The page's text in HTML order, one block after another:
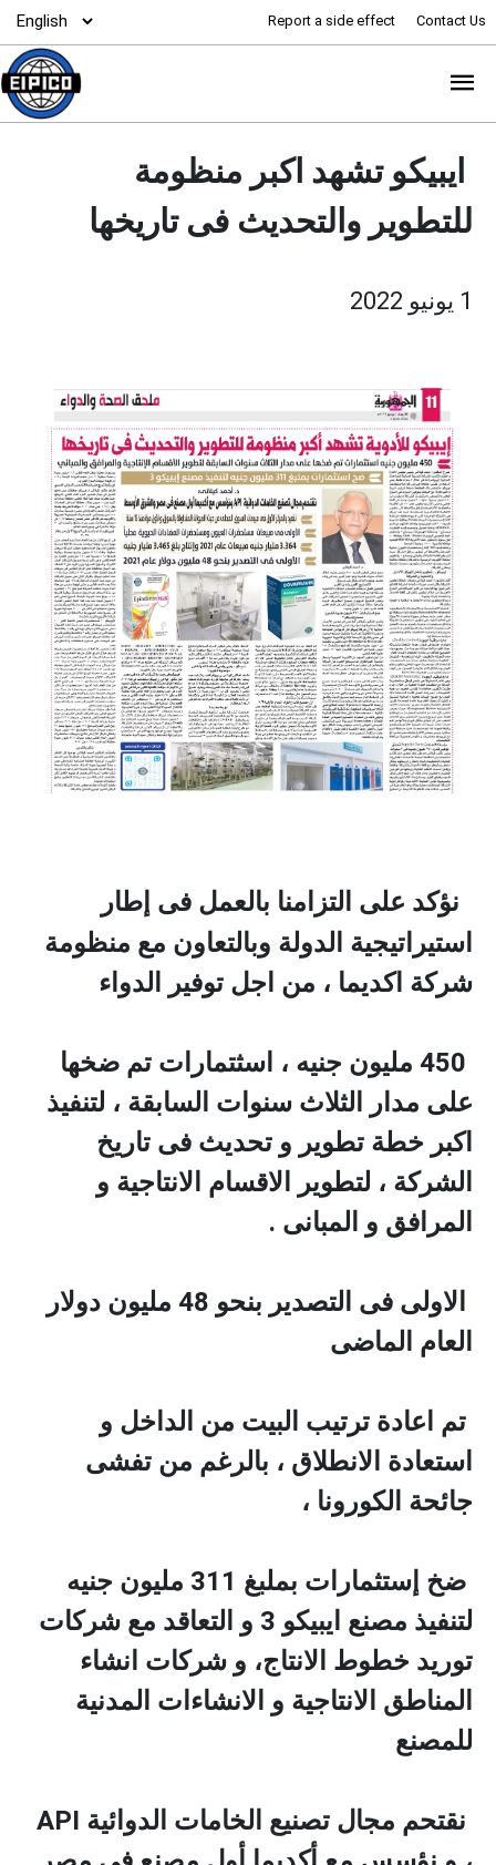
Report a side effect Contact Us
ايبيكو تشهد اكبر منظومة
للتطوير والتحديث فى تاريخها
1 يونيو 2022
نؤكد على التزامنا بالعمل فى إطار
استيراتيجية الدولة وبالتعاون مع منظومة
شركة اكديما ، من اجل توفير الدواء
450 مليون جنيه ، اسثتمارات تم ضخها
على مدار الثلاث سنوات السابقة ، لتنفيذ
اكبر خطة تطوير و تحديث فى تاريخ
الشركة ، لتطوير الاقسام الانتاجية و
المرافق و المبانى .
الاولى فى التصدير بنحو 48 مليون دولار
العام الماضى
تم اعادة ترتيب البيت من الداخل و
استعادة الانطلاق ، بالرغم من تفشى
جائحة الكورونا ،
ضخ إستثمارات بملبغ 311 مليون جنيه
لتنفيذ مصنع ايبيكو 3 و التعاقد مع شركات
توريد خطوط الانتاج، و شركات انشاء
المناطق الانتاجية و الانشاءات المدنية
للمصنع
نقتحم مجال تصنيع الخامات الدوائية API